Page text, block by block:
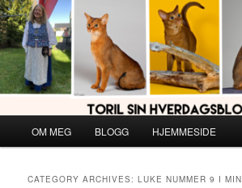
Skip
to
primary
content
Skip
to
secondary
content
OM MEG BLOGG HJEMMESIDE
CATEGORY ARCHIVES:LUKE NUMMER 9 I MIN